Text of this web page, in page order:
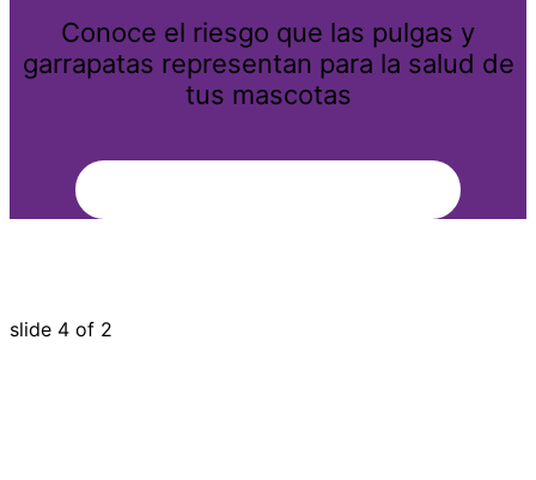
Conoce el riesgo que las pulgas y
garrapatas representan para la salud de
tus mascotas
slide 4 of 2